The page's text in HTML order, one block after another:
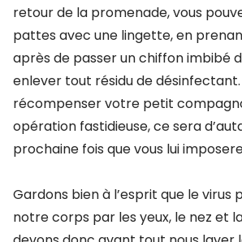
retour de la promenade, vous
pattes avec une lingette, en
après de passer un chiffon imbibé
enlever tout résidu de désinfectant.
récompenser votre petit
opération fastidieuse, ce sera
prochaine fois que vous lui
Gardons bien à l’esprit que le virus
notre corps par les yeux, le nez et